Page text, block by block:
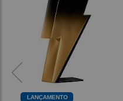
LANÇAMENTO